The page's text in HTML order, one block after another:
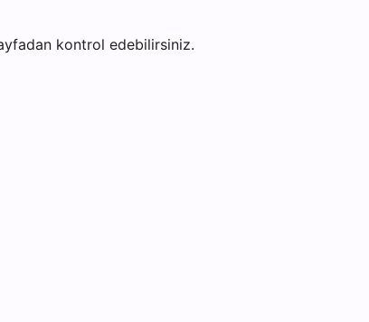
kontrol edebilirsiniz.